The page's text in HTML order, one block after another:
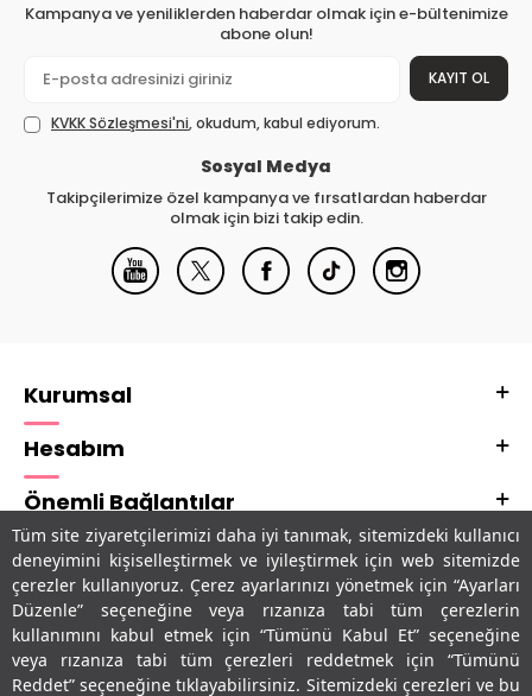
Tüm site ziyaretçilerimizi daha iyi tanımak, sitemizdeki kullanıcı
deneyimini kişiselleştirmek ve iyileştirmek için web sitemizde
çerezler kullanıyoruz. Çerez ayarlarınızı yönetmek için “Ayarları
Düzenle” seçeneğine veya rızanıza tabi tüm çerezlerin
kullanımını kabul etmek için “Tümünü Kabul Et” seçeneğine
veya rızanıza tabi tüm çerezleri reddetmek için “Tümünü
Reddet” seçeneğine tıklayabilirsiniz. Sitemizdeki çerezleri ve bu
Kampanya ve yeniliklerden haberdar olmak için e-bültenimize
abone olun!
KAYIT OL
KVKK Sözleşmesi'ni, okudum, kabul ediyorum.
Sosyal Medya
Takipçilerimize özel kampanya ve fırsatlardan haberdar
olmak için bizi takip edin.
Kurumsal
Hesabım
Önemli Bağlantılar
Adres & İletişim
Uygulamalarımız